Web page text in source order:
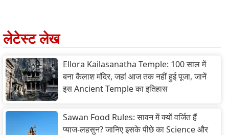
लेटेस्ट लेख
Ellora Kailasanatha Temple: 100 साल में
बना कैलाश मंदिर, जहां आज तक नहीं हुई पूजा, जानें
इस Ancient Temple का इतिहास
Sawan Food Rules: सावन में क्यों वर्जित हैं
प्याज-लहसुन? जानिए इसके पीछे का Science और